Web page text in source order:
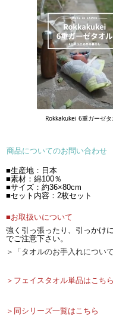
Rokkakukei 6重ガーゼ
商品についてのお問い合わせ
■生産地：日本
■素材：綿100％
■サイズ：約36×80cm
■セット内容：2枚セット
■お取扱いについて
強く引っ張ったり、引っかけ
でご注意下さい。
＞「タオルのお手入れについ
＞フェイスタオル単品はこちら
＞同シリーズ一覧はこちら